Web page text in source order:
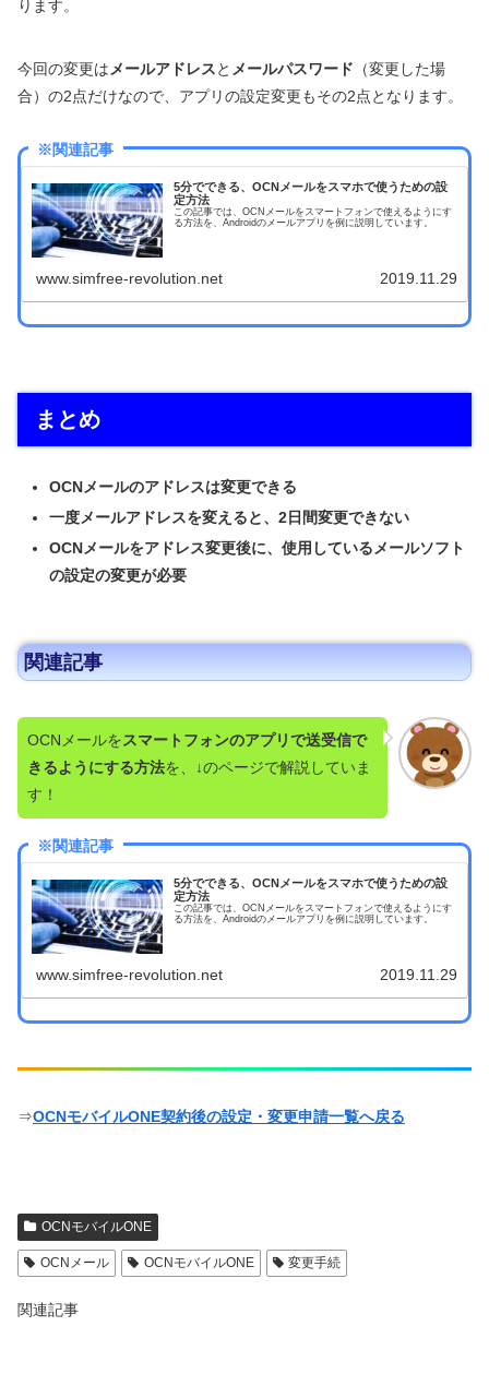
ります。
今回の変更は メールアドレスと メールパスワード （変更した場
合）の2点だけなので、アプリの設定変更もその2点となります。
※関連記事
5分でできる、OCNメールをスマホで使うための設
定方法
この記事では、OCNメールをスマートフォンで使えるようにす
る方法を、Androidのメールアプリを例に説明しています。
www.simfree-revolution.net 2019.11.29
まとめ
OCNメールのアドレスは変更できる
一度メールアドレスを変えると、2日間変更できない
OCNメールをアドレス変更後に、使用しているメールソフト
の設定の変更が必要
関連記事
OCNメールをスマートフォンのアプリで送受信で
きるようにする方法を、↓のページで解説していま
す！
※関連記事
5分でできる、OCNメールをスマホで使うための設
定方法
この記事では、OCNメールをスマートフォンで使えるようにす
る方法を、Androidのメールアプリを例に説明しています。
www.simfree-revolution.net 2019.11.29
⇒OCNモバイルONE契約後の設定・変更申請一覧へ戻る
OCNモバイルONE
OCNメール OCNモバイルONE 変更手続
関連記事